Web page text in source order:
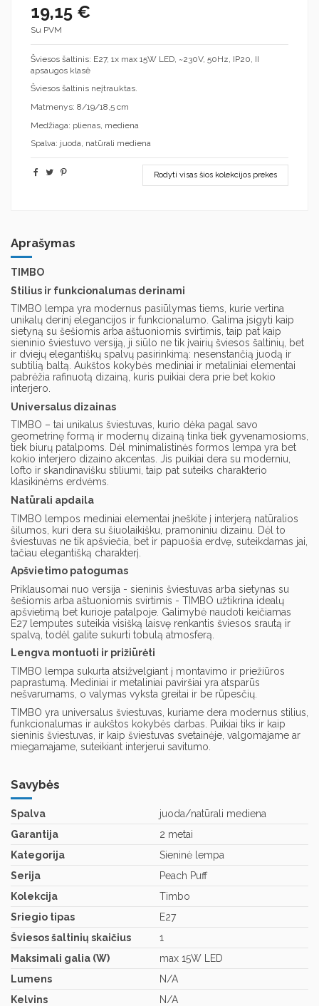
19,15 €
Su PVM
Šviesos šaltinis: E27, 1x max 15W LED, ~230V, 50Hz, IP20, II
apsaugos klasė
Šviesos šaltinis neįtrauktas.
Matmenys: 8/19/18,5 cm
Medžiaga: plienas, mediena
Spalva: juoda, natūrali mediena
Rodyti visas šios kolekcijos prekes
Aprašymas
TIMBO
Stilius ir funkcionalumas derinami
TIMBO lempa yra modernus pasiūlymas tiems, kurie vertina
unikalų derinį elegancijos ir funkcionalumo. Galima įsigyti kaip
sietyną su šešiomis arba aštuoniomis svirtimis, taip pat kaip
sieninio šviestuvo versiją, ji siūlo ne tik įvairių šviesos šaltinių, bet
ir dviejų elegantiškų spalvų pasirinkimą: nesenstančią juodą ir
subtilią baltą. Aukštos kokybės mediniai ir metaliniai elementai
pabrėžia rafinuotą dizainą, kuris puikiai dera prie bet kokio
interjero.
Universalus dizainas
TIMBO – tai unikalus šviestuvas, kurio dėka pagal savo
geometrinę formą ir modernų dizainą tinka tiek gyvenamosioms,
tiek biurų patalpoms. Dėl minimalistinės formos lempa yra bet
kokio interjero dizaino akcentas. Jis puikiai dera su moderniu,
lofto ir skandinavišku stiliumi, taip pat suteiks charakterio
klasikinėms erdvėms.
Natūrali apdaila
TIMBO lempos mediniai elementai įneškite į interjerą natūralios
šilumos, kuri dera su šiuolaikišku, pramoniniu dizainu. Dėl to
šviestuvas ne tik apšviečia, bet ir papuošia erdvę, suteikdamas jai,
tačiau elegantišką charakterį.
Apšvietimo patogumas
Priklausomai nuo versija - sieninis šviestuvas arba sietynas su
šešiomis arba aštuoniomis svirtimis - TIMBO užtikrina idealų
apšvietimą bet kurioje patalpoje. Galimybė naudoti keičiamas
E27 lemputes suteikia visišką laisvę renkantis šviesos srautą ir
spalvą, todėl galite sukurti tobulą atmosferą.
Lengva montuoti ir prižiūrėti
TIMBO lempa sukurta atsižvelgiant į montavimo ir priežiūros
paprastumą. Mediniai ir metaliniai paviršiai yra atsparūs
nešvarumams, o valymas vyksta greitai ir be rūpesčių.
TIMBO yra universalus šviestuvas, kuriame dera modernus stilius,
funkcionalumas ir aukštos kokybės darbas. Puikiai tiks ir kaip
sieninis šviestuvas, ir kaip šviestuvas svetainėje, valgomajame ar
miegamajame, suteikiant interjerui savitumo.
Savybės
Spalva
juoda/natūrali mediena
Garantija
2 metai
Kategorija
Sieninė lempa
Serija
Peach Puff
Kolekcija
Timbo
Sriegio tipas
E27
Šviesos šaltinių skaičius
1
Maksimali galia (W)
max 15W LED
Lumens
N/A
Kelvins
N/A